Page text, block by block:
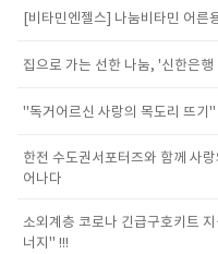
[비타민엔젤스] 나눔비타민 어른
집으로 가는 선한 나눔, '신한은행
"독거어르신 사랑의 목도리 뜨기
한전 수도권서포터즈와 함께 사
어나다
소외계층 코로나 긴급구호키트
너지" !!!